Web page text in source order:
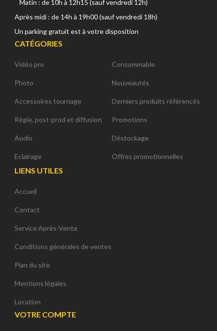
Matin : de 10h à 12h15 (sauf vendredi 12h)
Après midi : de 14h à 19h00 (sauf vendredi 18h)
Un parking gratuit est à votre disposition
CATÉGORIES
Vidéo pro
Photo
Accessoires tournage
Régie, post-prod et diffusion
Audio
Eclairage
Consommable
Nouveautés
Derniers produits référencés
Promotions
Déstockage
Offres promotionnelles
LIENS UTILES
Accueil
Contact
Service Après-Vente
Conditions générales de ventes
Plan du site
Mentions légales
Location
VOTRE COMPTE